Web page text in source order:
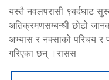
यस्तै नवलपरासी ९बर्दघाट
अतिक्रमणसम्बन्धी छोटो
अभ्यास र नक्साको परिचय र
गरिएका छन् ।रासस